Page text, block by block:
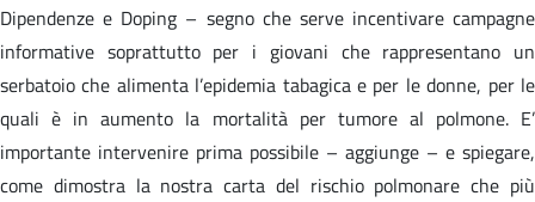
Dipendenze e Doping – segno che serve incentivare campagne
informative soprattutto per i giovani che rappresentano un
serbatoio che alimenta l’epidemia tabagica e per le donne, per le
quali è in aumento la mortalità per tumore al polmone. E’
importante intervenire prima possibile – aggiunge – e spiegare,
come dimostra la nostra carta del rischio polmonare che più